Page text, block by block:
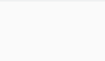
5 dakikada %0'dan
akü / 30 dakikada